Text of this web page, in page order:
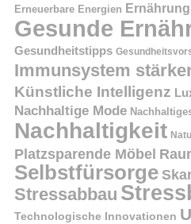
Erneuerbare Energien
Gesunde
Gesundheitstipps
Immunsystem
Künstliche Intelligenz
Nachhaltige Mode
Nachhaltigkeit
Platzsparende Möbel
Selbstfürsorge
Stressabbau
Technologische Innovationen